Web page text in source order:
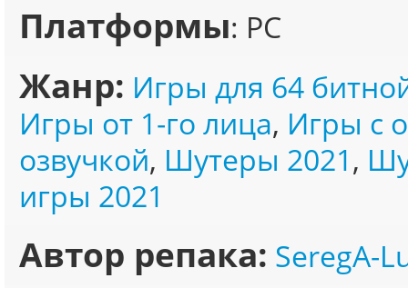
Платформы: PC
Жанр: Игры для 64
Игры от 1-го лица, Игры с
озвучкой, Шутеры 2021,
игры 2021
Автор репака: SeregA-